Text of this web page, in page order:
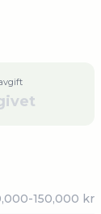
150,000 kr